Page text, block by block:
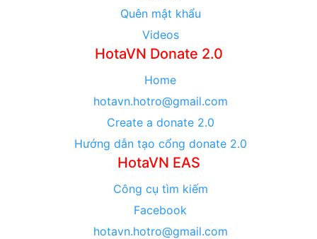
Quên mật khẩu
Videos
HotaVN Donate 2.0
Home
hotavn.hotro@gmail.com
Create a donate 2.0
Hướng dẫn tạo cổng donate 2.0
HotaVN EAS
Công cụ tìm kiếm
Facebook
hotavn.hotro@gmail.com